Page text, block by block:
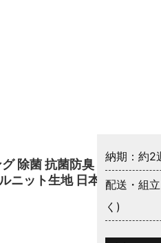
除菌 抗菌防臭 防
ニット生地 日本製
納期：約2
配送・組
く)